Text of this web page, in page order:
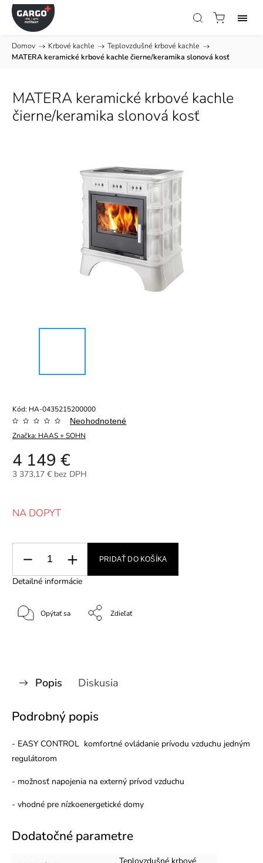
Domov / Krbové kachle / Teplovzdušné krbové kachle /
MATERA keramické krbové kachle čierne/keramika slonová kosť
MATERA keramické krbové kachle
čierne/keramika slonová kosť
Kód: HA-0435215200000
Značka: HAAS + SOHN
Neohodnotené
4 149 €
3 373,17 € bez DPH
NA DOPYT
PRIDAŤ DO KOŠÍKA
Detailné informácie
Opýtať sa Zdieľať
Popis Diskusia
Podrobný popis
- EASY CONTROL komfortné ovládanie prívodu vzduchu jedným
regulátorom
- možnosť napojenia na externý prívod vzduchu
- vhodné pre nízkoenergetické domy
Dodatočné parametre
Teplovzdušné krbové